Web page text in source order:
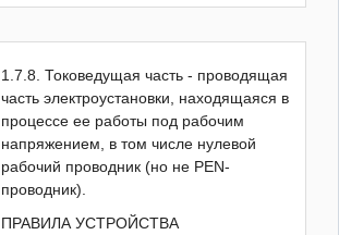
1.7.8. Токоведущая часть - проводящая
часть электроустановки, находящаяся в
процессе ее работы под рабочим
напряжением, в том числе нулевой
рабочий проводник (но не PEN-
проводник).
ПРАВИЛА УСТРОЙСТВА